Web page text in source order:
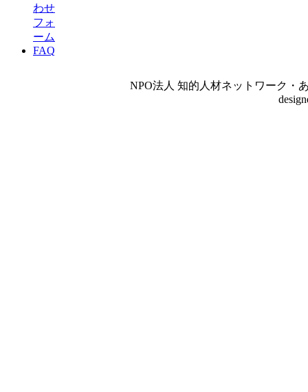
わせ
フォ
ーム
FAQ
NPO法人 知的人材ネットワーク・